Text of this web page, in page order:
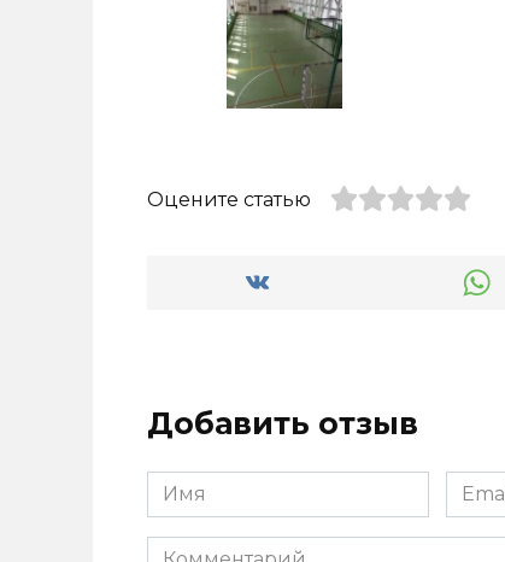
Оцените статью
Добавить отзыв
Имя
*
Email
*
Комментарий